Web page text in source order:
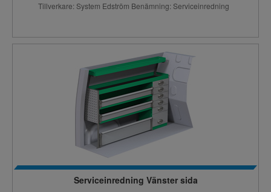
Tillverkare: System Edström Benämning: Serviceinredning
Serviceinredning Vänster sida